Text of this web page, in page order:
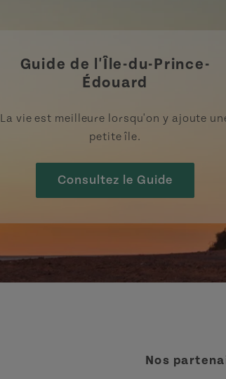
Guide de l'Île-du-Prince-
Édouard
La vie est meilleure lorsqu'on y ajoute
petite île.
Consultez le Guide
Nos